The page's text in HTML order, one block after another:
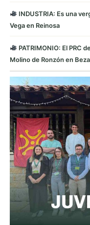
INDUSTRIA: Es una
Vega en Reinosa
PATRIMONIO: El PRC
Molino de Ronzón en